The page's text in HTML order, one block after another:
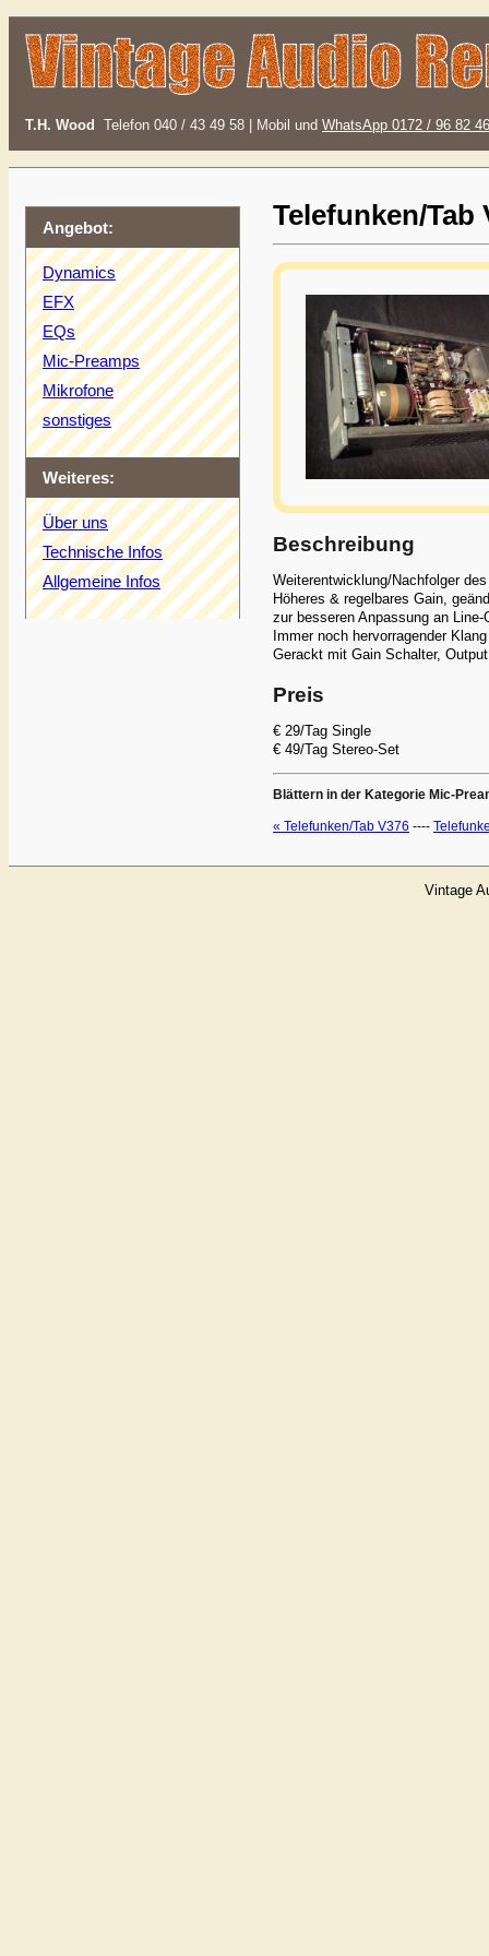
T.H. Wood Telefon 040 / 43 49 58 | Mobil und WhatsApp 0172 / 96 82
Angebot:
Dynamics
EFX
EQs
Mic-Preamps
Mikrofone
sonstiges
Weiteres:
Über uns
Technische Infos
Allgemeine Infos
Telefunken/Tab
Beschreibung
Weiterentwicklung/Nachfolger
Höheres & regelbares Gain,
zur besseren Anpassung an
Immer noch hervorragender
Gerackt mit Gain Schalter,
Preis
€ 29/Tag Single
€ 49/Tag Stereo-Set
Blättern in der Kategorie Mic-
« Telefunken/Tab V376 ----
Vintage